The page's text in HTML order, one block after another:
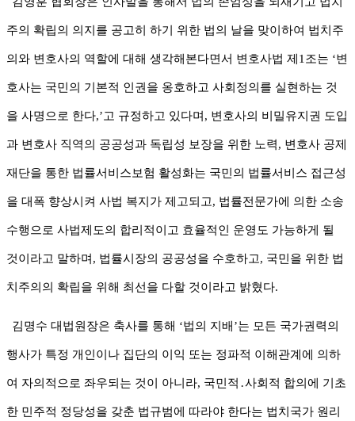
주의 확립의 의지를 공고히 하기 위한 법의 날을 맞이하여 법치주
의와 변호사의 역할에 대해 생각해본다면서 변호사법 제 1 조는 ‘변
호사는 국민의 기본적 인권을 옹호하고 사회정의를 실현하는 것
을 사명으로 한다,’고 규정하고 있다며 , 변호사의 비밀유지권 도입
과 변호사 직역의 공공성과 독립성 보장을 위한 노력, 변호사 공제
재단을 통한 법률서비스보험 활성화는 국민의 법률서비스 접근성
을 대폭 향상시켜 사법 복지가 제고되고, 법률전문가에 의한 소송
수행으로 사법제도의 합리적이고 효율적인 운영도 가능하게 될
것이라고 말하며 , 법률시장의 공공성을 수호하고, 국민을 위한 법
치주의의 확립을 위해 최선을 다할 것이라고 밝혔다.
김명수 대법원장은 축사를 통해 ‘법의 지배 ’는 모든 국가권력의
행사가 특정 개인이나 집단의 이익 또는 정파적 이해관계에 의하
여 자의적으로 좌우되는 것이 아니라, 국민적 ․사회적 합의에 기초
한 민주적 정당성을 갖춘 법규범에 따라야 한다는 법치국가 원리